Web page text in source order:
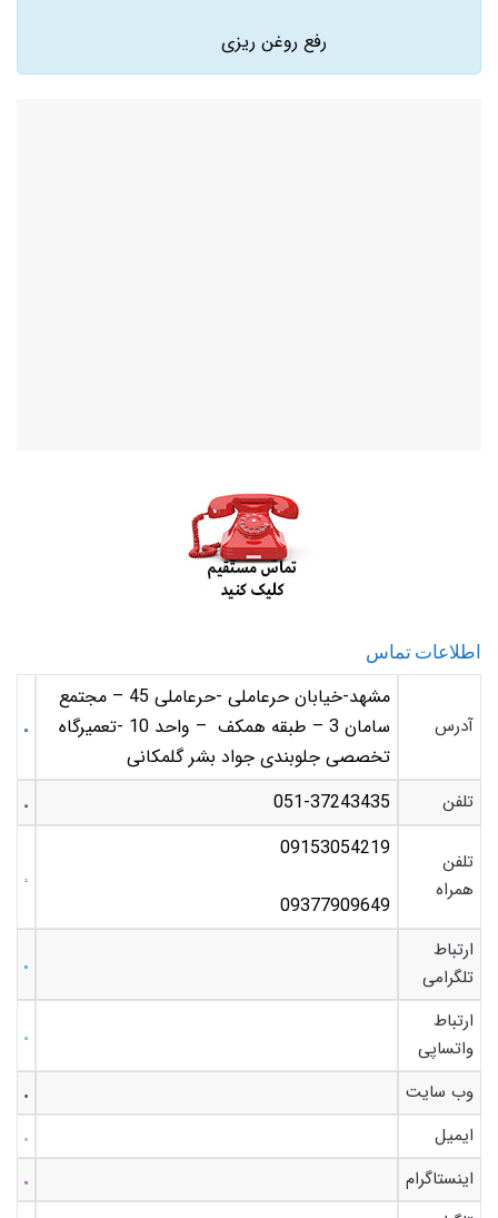
رفع روغن ریزی
اطلاعات تماس
آدرس
مشهد-خیابان حرعاملی -حرعاملی 45 – مجتمع
سامان 3 – طبقه همکف – واحد 10 -تعمیرگاه
تخصصی جلوبندی جواد بشر گلمکانی
تلفن 051-37243435
تلفن
همراه
09153054219
09377909649
ارتباط
تلگرامی
ارتباط
واتساپی
وب سایت
ایمیل
اینستاگرام